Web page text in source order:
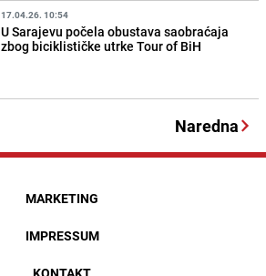
17.04.26. 10:54
U Sarajevu počela obustava saobraćaja
zbog biciklističke utrke Tour of BiH
Naredna
MARKETING
IMPRESSUM